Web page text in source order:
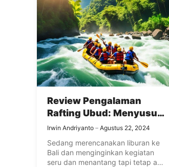
Review Pengalaman
Rafting Ubud: Menyusuri
Sungai Ayung dengan
Panduan Profesional
Irwin Andriyanto Agustus 22, 2024
Sedang merencanakan liburan ke
Bali dan menginginkan kegiatan
seru dan menantang tapi tetap anti